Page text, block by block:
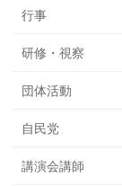
行事
研修・視察
団体活動
自民党
講演会講師